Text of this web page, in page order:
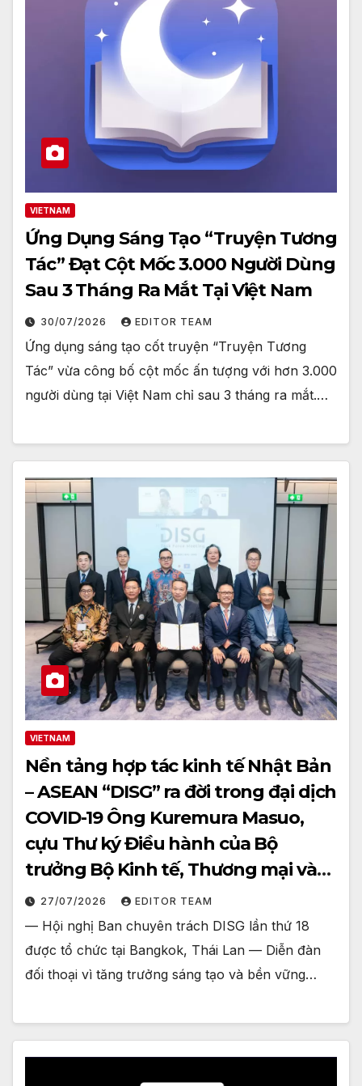
VIETNAM
Ứng Dụng Sáng Tạo “Truyện Tương
Tác” Đạt Cột Mốc 3.000 Người Dùng
Sau 3 Tháng Ra Mắt Tại Việt Nam
30/07/2026 EDITOR TEAM
Ứng dụng sáng tạo cốt truyện “Truyện Tương
Tác” vừa công bố cột mốc ấn tượng với hơn 3.000
người dùng tại Việt Nam chỉ sau 3 tháng ra mắt.…
VIETNAM
Nền tảng hợp tác kinh tế Nhật Bản
– ASEAN “DISG” ra đời trong đại dịch
COVID-19 Ông Kuremura Masuo,
cựu Thư ký Điều hành của Bộ
trưởng Bộ Kinh tế, Thương mại và
Công nghiệp, hiện đang giữ chức
Chủ tịch
27/07/2026 EDITOR TEAM
— Hội nghị Ban chuyên trách DISG lần thứ 18
được tổ chức tại Bangkok, Thái Lan — Diễn đàn
đối thoại vì tăng trưởng sáng tạo và bền vững…